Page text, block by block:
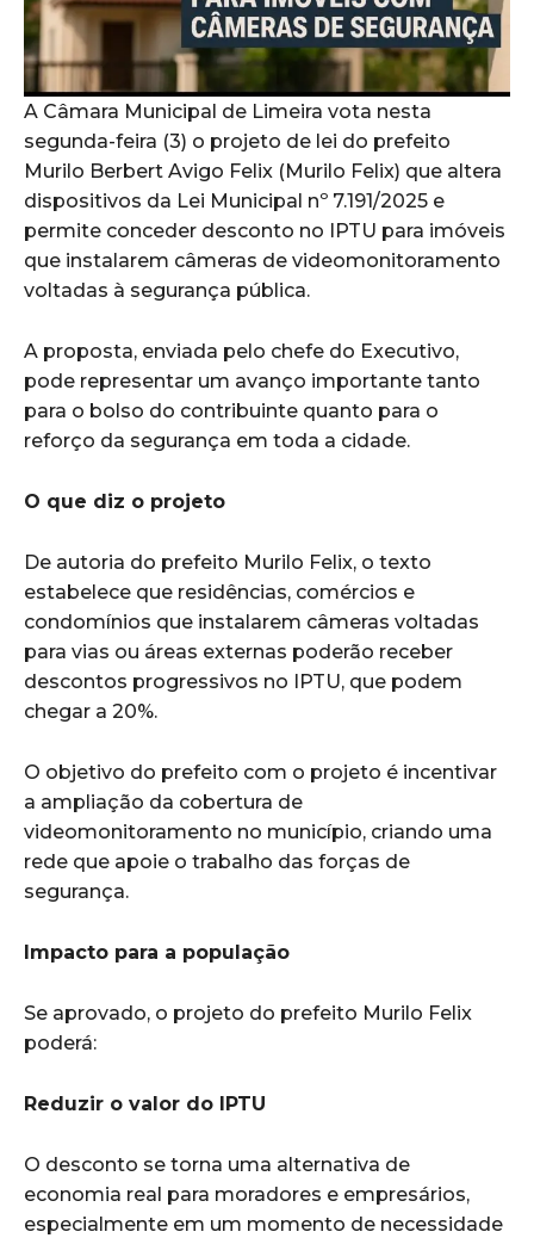
A Câmara Municipal de Limeira vota nesta
segunda-feira (3) o projeto de lei do prefeito
Murilo Berbert Avigo Felix (Murilo Felix) que altera
dispositivos da Lei Municipal nº 7.191/2025 e
permite conceder desconto no IPTU para imóveis
que instalarem câmeras de videomonitoramento
voltadas à segurança pública.
A proposta, enviada pelo chefe do Executivo,
pode representar um avanço importante tanto
para o bolso do contribuinte quanto para o
reforço da segurança em toda a cidade.
O que diz o projeto
De autoria do prefeito Murilo Felix, o texto
estabelece que residências, comércios e
condomínios que instalarem câmeras voltadas
para vias ou áreas externas poderão receber
descontos progressivos no IPTU, que podem
chegar a 20%.
O objetivo do prefeito com o projeto é incentivar
a ampliação da cobertura de
videomonitoramento no município, criando uma
rede que apoie o trabalho das forças de
segurança.
Impacto para a população
Se aprovado, o projeto do prefeito Murilo Felix
poderá:
Reduzir o valor do IPTU
O desconto se torna uma alternativa de
economia real para moradores e empresários,
especialmente em um momento de necessidade